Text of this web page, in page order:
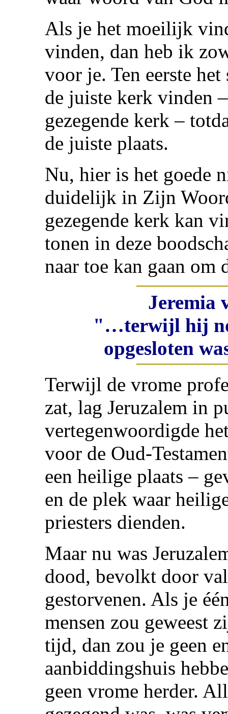
Als je het moeilijk
vinden, dan heb ik
voor je. Ten eerste
de juiste kerk vinden
gezegende kerk –
de juiste plaats.
Nu, hier is het goede
duidelijk in Zijn
gezegende kerk kan
tonen in deze
naar toe kan gaan om
Jeremia
"…terwijl hij
opgesloten
Terwijl de vrome
zat, lag Jeruzalem in
vertegenwoordigde
voor de Oud-
een heilige plaats –
en de plek waar
priesters dienden.
Maar nu was
dood, bevolkt door
gestorvenen. Als je
mensen zou geweest
tijd, dan zou je geen
aanbiddingshuis
geen vrome herder.